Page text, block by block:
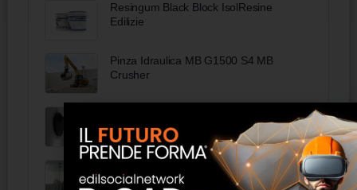
Resingum Black Block IsolResine
Edilizie
Pinza Idraulica MB G1500 S4 MB
Crusher
Scale - HM Costruzioni Metalliche